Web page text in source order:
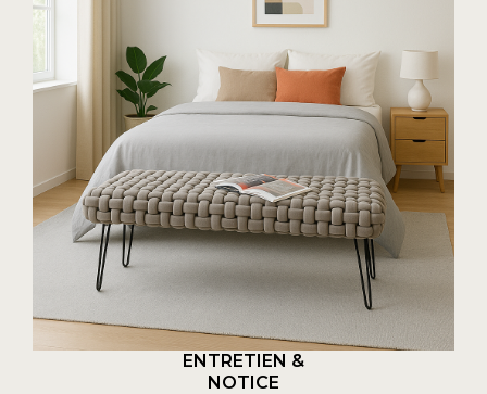
ENTRETIEN &
NOTICE